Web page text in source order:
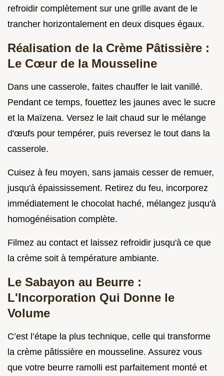
refroidir complètement sur une grille avant de le
trancher horizontalement en deux disques égaux.
Réalisation de la Crème Pâtissière :
Le Cœur de la Mousseline
Dans une casserole, faites chauffer le lait vanillé.
Pendant ce temps, fouettez les jaunes avec le sucre
et la Maïzena. Versez le lait chaud sur le mélange
d'œufs pour tempérer, puis reversez le tout dans la
casserole.
Cuisez à feu moyen, sans jamais cesser de remuer,
jusqu'à épaississement. Retirez du feu, incorporez
immédiatement le chocolat haché, mélangez jusqu'à
homogénéisation complète.
Filmez au contact et laissez refroidir jusqu'à ce que
la crème soit à température ambiante.
Le Sabayon au Beurre :
L'Incorporation Qui Donne le
Volume
C’est l’étape la plus technique, celle qui transforme
la crème pâtissière en mousseline. Assurez vous
que votre beurre ramolli est parfaitement monté et